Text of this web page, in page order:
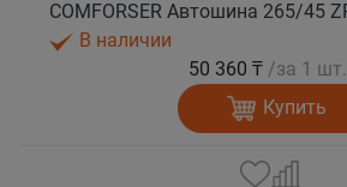
В наличии
50 360 ₸ /за 1 шт.
Купить